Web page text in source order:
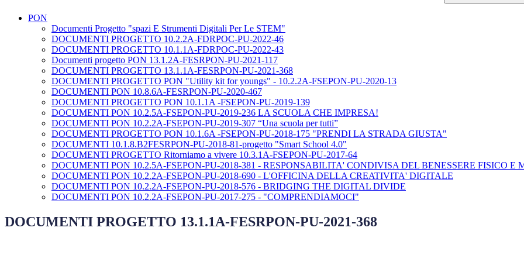
PON
Documenti Progetto "spazi E Strumenti Digitali Per Le STEM"
DOCUMENTI PROGETTO 10.2.2A-FDRPOC-PU-2022-46
DOCUMENTI PROGETTO 10.1.1A-FDRPOC-PU-2022-43
Documenti progetto PON 13.1.2A-FESRPON-PU-2021-117
DOCUMENTI PROGETTO 13.1.1A-FESRPON-PU-2021-368
DOCUMENTI PROGETTO PON "Utility kit for youngs" - 10.2.2A-FSEPON-PU-2020-13
DOCUMENTI PON 10.8.6A-FESRPON-PU-2020-467
DOCUMENTI PROGETTO PON 10.1.1A -FSEPON-PU-2019-139
DOCUMENTI PON 10.2.5A-FSEPON-PU-2019-236 LA SCUOLA CHE IMPRESA!
DOCUMENTI PON 10.2.2A-FSEPON-PU-2019-307 “Una scuola per tutti”
DOCUMENTI PROGETTO PON 10.1.6A -FSEPON-PU-2018-175 "PRENDI LA STRADA GIUSTA"
DOCUMENTI 10.1.8.B2FESRPON-PU-2018-81-progetto "Smart School 4.0"
DOCUMENTI PROGETTO Ritorniamo a vivere 10.3.1A-FSEPON-PU-2017-64
DOCUMENTI PON 10.2.5A-FSEPON-PU-2018-381 - RESPONSABILITA' CONDIVISA DEL BENESSERE FISICO E
DOCUMENTI PON 10.2.2A-FSEPON-PU-2018-690 - L'OFFICINA DELLA CREATIVITA' DIGITALE
DOCUMENTI PON 10.2.2A-FSEPON-PU-2018-576 - BRIDGING THE DIGITAL DIVIDE
DOCUMENTI PON 10.2.2A-FSEPON-PU-2017-275 - "COMPRENDIAMOCI"
DOCUMENTI PROGETTO 13.1.1A-FESRPON-PU-2021-368